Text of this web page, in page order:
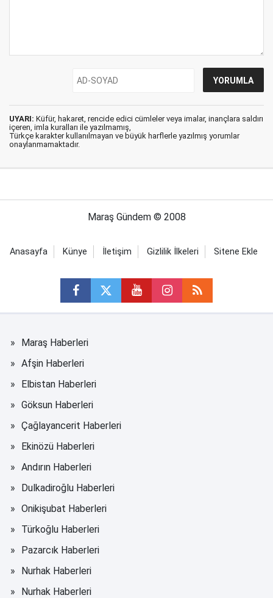
UYARI: Küfür, hakaret, rencide edici cümleler veya imalar, inançlara saldırı
içeren, imla kuralları ile yazılmamış,
Türkçe karakter kullanılmayan ve büyük harflerle yazılmış yorumlar
onaylanmamaktadır.
Maraş Gündem © 2008
Anasayfa Künye İletişim Gizlilik İlkeleri Sitene Ekle
Maraş Haberleri
Afşin Haberleri
Elbistan Haberleri
Göksun Haberleri
Çağlayancerit Haberleri
Ekinözü Haberleri
Andırın Haberleri
Dulkadiroğlu Haberleri
Onikişubat Haberleri
Türkoğlu Haberleri
Pazarcık Haberleri
Nurhak Haberleri
Nurhak Haberleri